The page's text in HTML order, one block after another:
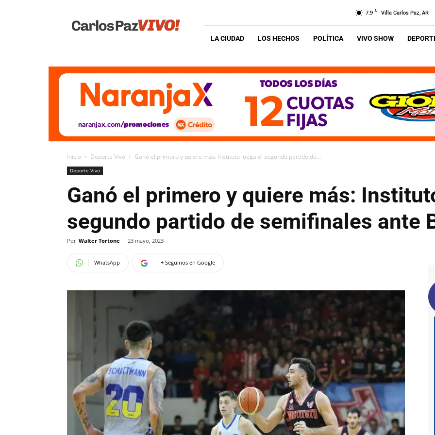
Vivo
7.9 C Villa Carlos Paz, AR
LA CIUDAD LOS HECHOS POLÍTICA VIVO SHOW
Inicio Deporte Vivo Ganó el primero y quiere más: Instituto juega el segundo partido de...
Deporte Vivo
Ganó el primero y quiere más:
segundo partido de semifinales ante
Por Walter Tortone - 23 mayo, 2023
WhatsApp + Seguinos en Google